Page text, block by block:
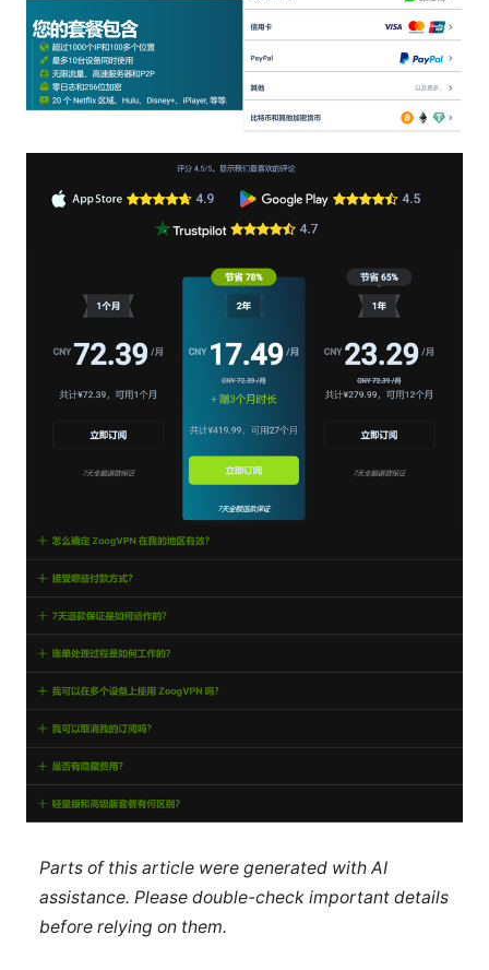
Parts of this article were generated with AI
assistance. Please double-check important details
before relying on them.